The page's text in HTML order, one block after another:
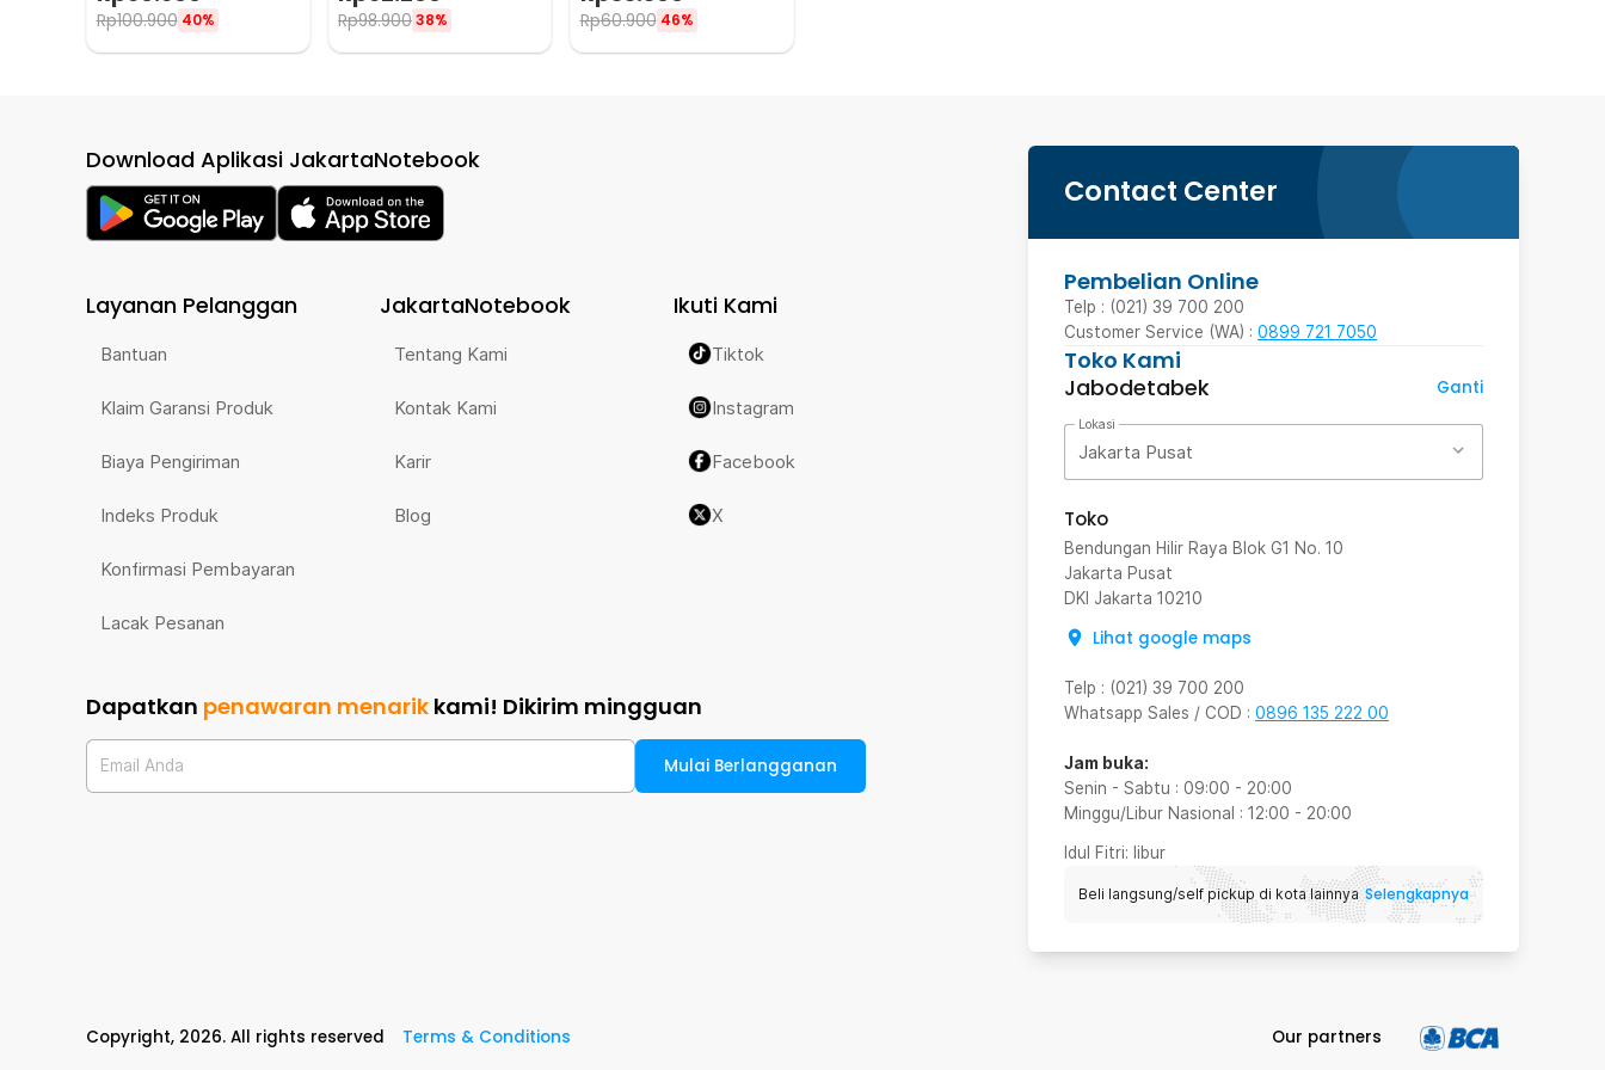
Rp100.900 40% Rp98.90038% Rp60.900 46%
Contact Center
Pembelian Online
Telp : (021) 39 700 200
Customer Service (WA) : 0899 721 7050
Toko Kami
Jabodetabek
Ganti
Lokasi
Jakarta Pusat
Toko
Bendungan Hilir Raya Blok G1 No. 10
Jakarta Pusat
DKI Jakarta 10210
Lihat google maps
Telp : (021) 39 700 200
Whatsapp Sales / COD : 0896 135 222 00
Jam buka:
Senin - Sabtu : 09:00 - 20:00
Minggu/Libur Nasional : 12:00 - 20:00
Idul Fitri: libur
Beli langsung/self pickup di kota lainnya Selengkapnya
Download Aplikasi JakartaNotebook
Layanan Pelanggan
Bantuan
Klaim Garansi Produk
Biaya Pengiriman
Indeks Produk
Konfirmasi Pembayaran
Lacak Pesanan
JakartaNotebook
Tentang Kami
Kontak Kami
Karir
Blog
Ikuti Kami
Tiktok
Instagram
Facebook
X
Dapatkan penawaran menarik kami! Dikirim mingguan
Email Anda Mulai Berlangganan
Copyright, 2026. All rights reserved Terms & Conditions Our partners